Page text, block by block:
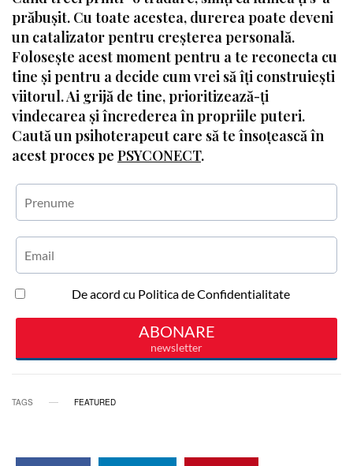
prăbușit. Cu toate acestea, durerea poate deveni
un catalizator pentru creșterea personală.
Folosește acest moment pentru a te reconecta cu
tine și pentru a decide cum vrei să îți construiești
viitorul. Ai grijă de tine, prioritizează-ți
vindecarea și încrederea în propriile puteri.
Caută un psihoterapeut care să te însoțească în
acest proces pe PSYCONECT.
TAGS FEATURED